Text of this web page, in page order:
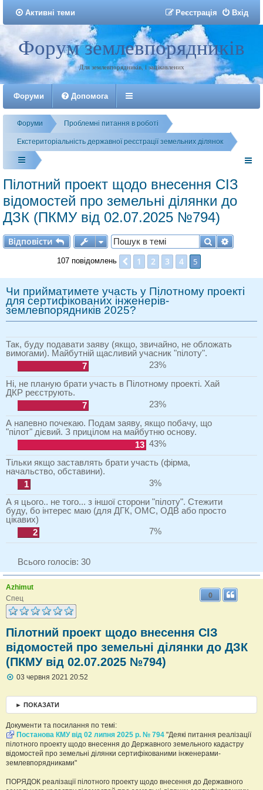
Активні теми Вхід
Реєстрація
Реєстрація
Форум землевпорядників
Для землевпорядників, і зацікавлених
Форуми Допомога
Форуми Проблемні питання в роботі
Екстериторіальність державної реєстрації земельних ділянок
Пілотний проект щодо внесення СІЗ
відомостей про земельні ділянки до
ДЗК (ПКМУ від 02.07.2025 №794)
Відповісти
Відповісти Пошук
107 повідомлень Поперед.
1 2 3 4 5
Чи прийматимете участь у Пілотному проекті
для сертифікованих інженерів-
землевпорядників 2025?
Так, буду подавати заяву (якщо, звичайно, не обложать
вимогами). Майбутній щасливий учасник "пілоту".
7
23%
Ні, не планую брати участь в Пілотному проекті. Хай
ДКР реєструють.
7
23%
А напевно почекаю. Подам заяву, якщо побачу, що
"пілот" дієвий. З прицілом на майбутню основу.
13 43%
Тільки якщо заставлять брати участь (фірма,
начальство, обставини).
1
3%
А я цього.. не того... з іншої сторони "пілоту". Стежити
буду, бо інтерес маю (для ДГК, ОМС, ОДВ або просто
цікавих)
2
7%
Всього голосів: 30
Azhimut
Спец
Пілотний проект щодо внесення СІЗ
відомостей про земельні ділянки до ДЗК
(ПКМУ від 02.07.2025 №794)
0
П
д
м
л
е
н
н
я
03 червня 2021 20:52
► ПОКАЗАТИ
Документи та посилання по темі:
Постанова КМУ від 02 липня 2025 р. № 794 "Деякі питання реалізації
пілотного проекту щодо внесення до Державного земельного кадастру
відомостей про земельні ділянки сертифікованими інженерами-
землевпорядниками"
ПОРЯДОК реалізації пілотного проекту щодо внесення до Державного